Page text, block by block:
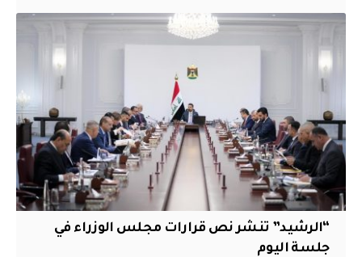
“الرشيد” تنشر نص قرارات مجلس الوزراء في
جلسة اليوم